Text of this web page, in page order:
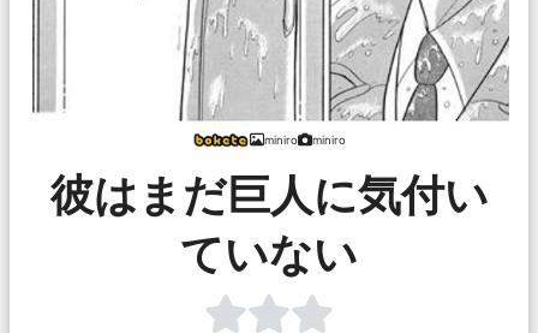
miniro miniro
彼はまだ巨人に気付い
ていない